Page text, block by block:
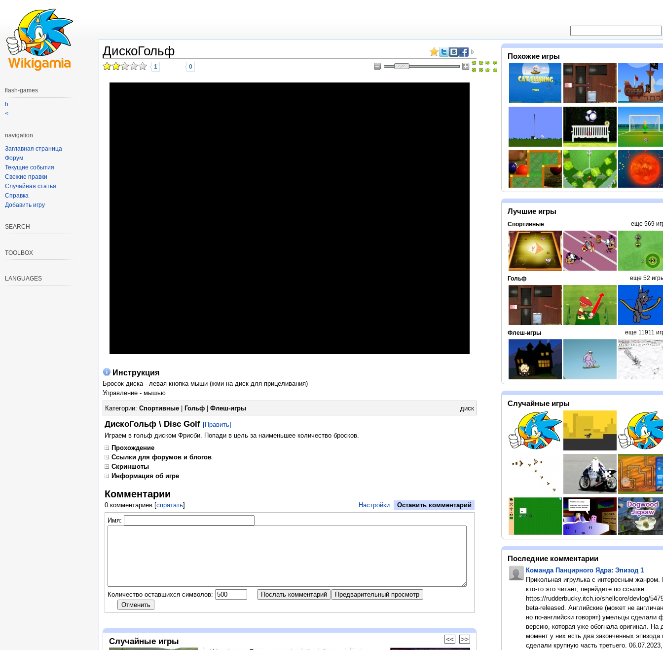
ДискоГольф
1 0
Инструкция
Бросок диска - левая кнопка мыши (жми на диск для прицеливания)
Управление - мышью
Категории: Спортивные| Гольф| Флеш-игры диск
ДискоГольф \ Disc Golf [Править]
Играем в гольф диском Фрисби. Попади в цель за наименьшее количество бросков.
Прохождение
Ссылки для форумов и блогов
Скриншоты
Информация об игре
Комментарии
0 комментариев[спрятать] Оставить комментарий
Настройки
Имя:
Количество оставшихся символов:
Случайные игры << >>
Похожие игры
Лучшие игры
Спортивные еще 569
Гольф еще 52
Флеш-игры еще 11911
Случайные игры
Последние комментарии
Команда Панцирного Ядра: Эпизод 1
Прикольная игрулька с интересным жанром.
кто-то это читает, перейдите по ссылке
https://rudderbucky.itch.io/shellcore/devlog/
beta-released. Английские (может не
но по-английски говорят) умельцы сделали
версию, которая уже обогнала оригинал. На
момент у них есть два законченных эпизода
сделали крупную часть третьего.
flash-games
h
<
navigation
Заглавная страница
Форум
Текущие события
Свежие правки
Случайная статья
Справка
Добавить игру
SEARCH
TOOLBOX
LANGUAGES